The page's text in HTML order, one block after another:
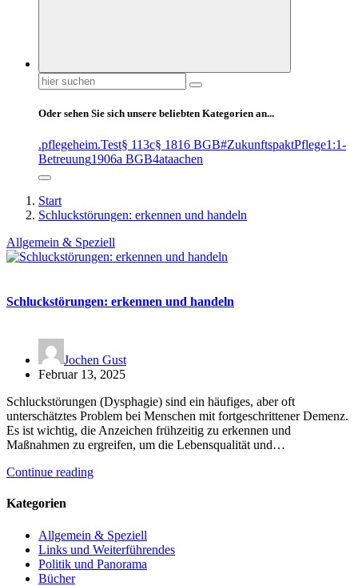
Suchen
nach:
Oder sehen Sie sich unsere beliebten Kategorien an...
.pflegeheim.Test§ 113c§ 1816 BGB#ZukunftspaktPflege1:1-
Betreuung1906a BGB4ataachen
Start
Schluckstörungen: erkennen und handeln
Allgemein & Speziell
Schluckstörungen: erkennen und handeln
Jochen Gust
Februar 13, 2025
Schluckstörungen (Dysphagie) sind ein häufiges, aber oft
unterschätztes Problem bei Menschen mit fortgeschrittener Demenz.
Es ist wichtig, die Anzeichen frühzeitig zu erkennen und
Maßnahmen zu ergreifen, um die Lebensqualität und…
Continue reading
Kategorien
Allgemein & Speziell
Links und Weiterführendes
Politik und Panorama
Bücher